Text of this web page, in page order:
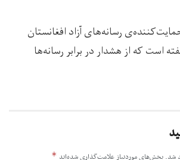
رسانه‌های آزاد افغانستان
است که از هشدار در برابر رسانه‌ها
شد. بخش‌های موردنیاز علامت‌گذاری شده‌اند *